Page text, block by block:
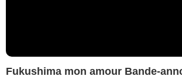
Fukushima mon amour Bande-